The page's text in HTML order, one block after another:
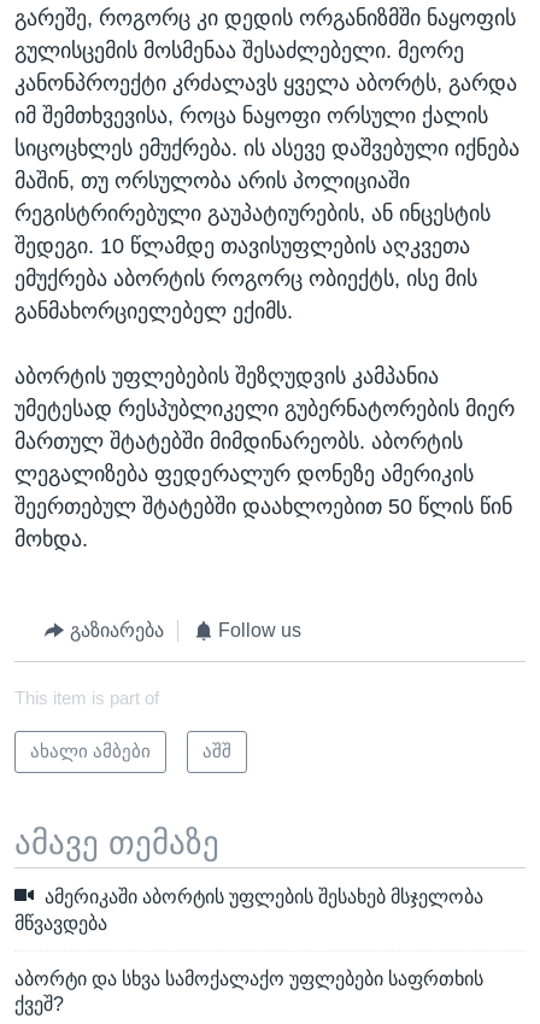
გარეშე, როგორც კი დედის ორგანიზმში ნაყოფის
გულისცემის მოსმენაა შესაძლებელი. მეორე
კანონპროექტი კრძალავს ყველა აბორტს, გარდა
იმ შემთხვევისა, როცა ნაყოფი ორსული ქალის
სიცოცხლეს ემუქრება. ის ასევე დაშვებული იქნება
მაშინ, თუ ორსულობა არის პოლიციაში
რეგისტრირებული გაუპატიურების, ან ინცესტის
შედეგი. 10 წლამდე თავისუფლების აღკვეთა
ემუქრება აბორტის როგორც ობიექტს, ისე მის
განმახორციელებელ ექიმს.
აბორტის უფლებების შეზღუდვის კამპანია
უმეტესად რესპუბლიკელი გუბერნატორების მიერ
მართულ შტატებში მიმდინარეობს. აბორტის
ლეგალიზება ფედერალურ დონეზე ამერიკის
შეერთებულ შტატებში დაახლოებით 50 წლის წინ
მოხდა.
გაზიარება Follow us
This item is part of
ახალი ამბები აშშ
ამავე თემაზე
ამერიკაში აბორტის უფლების შესახებ მსჯელობა
მწვავდება
აბორტი და სხვა სამოქალაქო უფლებები საფრთხის
ქვეშ?